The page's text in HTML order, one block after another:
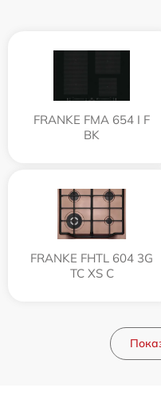
FRANKE FMA 654 I F
BK
FRANKE FHTL 604 3G
TC XS C